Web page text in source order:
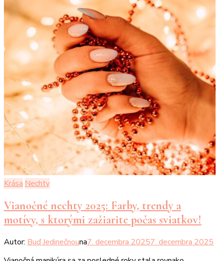
KrásaNechty
Vianočné nechty 2025: Farby, trendy a
motívy, s ktorými zažiarite počas sviatkov!
Autor: Buď Jedinečnouna7. decembra 20257. decembra 2025